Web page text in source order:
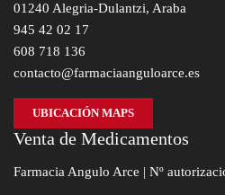
01240 Alegria-Dulantzi, Araba
945 42 02 17
608 718 136
contacto@farmaciaanguloarce.es
UBICACIÓN MAPS
Venta de Medicamentos
Farmacia Angulo Arce | Nº